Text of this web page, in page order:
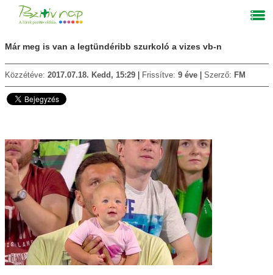
Már meg is van a legtündéribb szurkoló a vizes vb-n
Közzétéve: 2017.07.18. Kedd, 15:29 Frissítve: 9 éve Szerző: FM